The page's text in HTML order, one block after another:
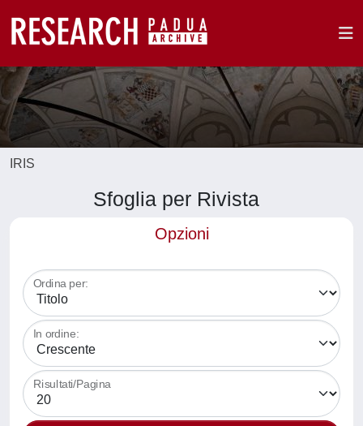
IRIS
Sfoglia per Rivista
Opzioni
Ordina per:
In ordine:
Risultati/Pagina